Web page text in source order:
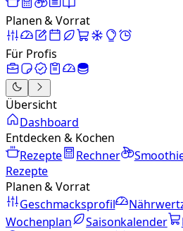
Planen & Vorrat
Für Profis
Übersicht
Dashboard
Entdecken & Kochen
Rezepte
Rechner
Rezepte
Planen & Vorrat
Geschmacksprofil
Wochenplan
Saisonkalender